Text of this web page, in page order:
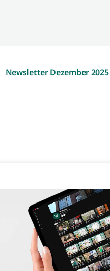
Newsletter Dezember